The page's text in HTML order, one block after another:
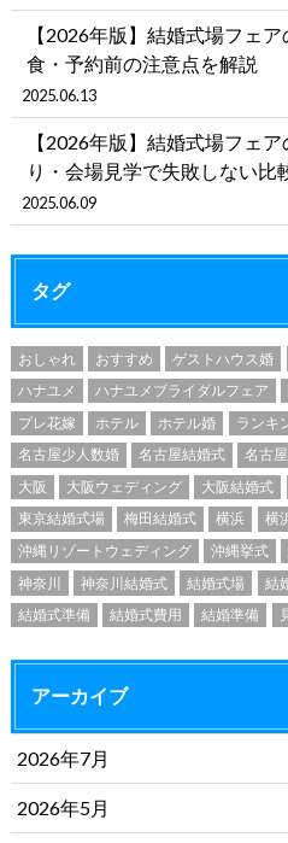
【2026年版】結婚式場フェ
食・予約前の注意点を解説
2025.06.13
【2026年版】結婚式場フェ
り・会場見学で失敗しない比
2025.06.09
タグ
おしゃれ おすすめ ゲストハウス婚
ハナユメ
ハナユメブライダルフェア
プレ花嫁
ホテル ホテル婚 ランキ
名古屋少人数婚
名古屋結婚式 名古
大阪
大阪ウェディング 大阪結婚式
東京結婚式場
梅田結婚式 横浜 横
沖縄リゾートウェディング
沖縄挙式
神奈川
神奈川結婚式 結婚式場 結
結婚式準備
結婚式費用 結婚準備
アーカイブ
2026年7月
2026年5月